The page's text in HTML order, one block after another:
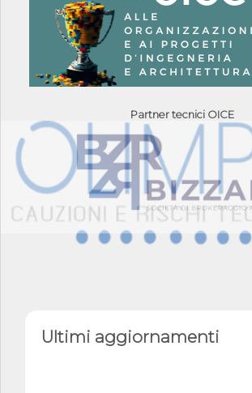
Partner tecnici OICE
Ultimi aggiornamenti